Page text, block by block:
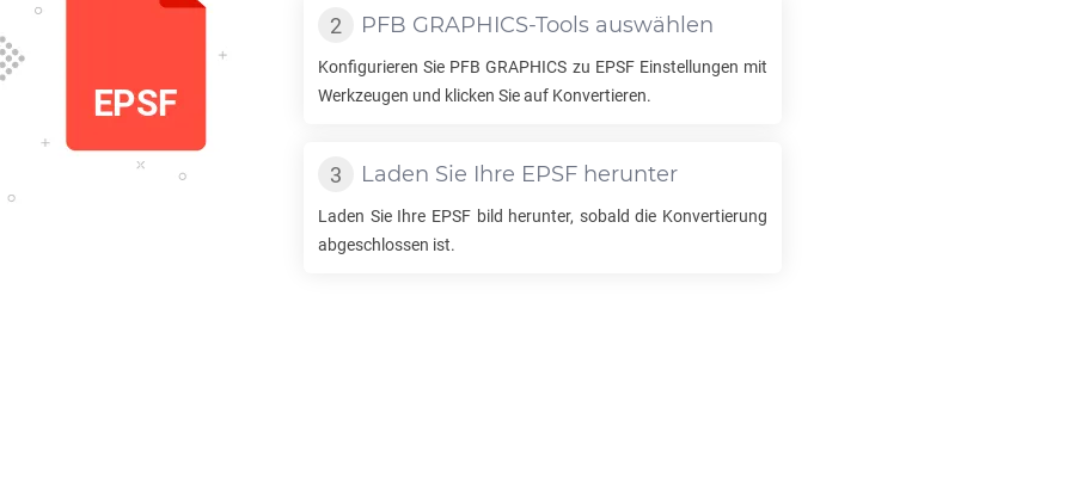
PFB GRAPHICS-Tools auswählen
Konfigurieren Sie PFB GRAPHICS zu EPSFEinstellungen mit
Werkzeugen und klicken Sie auf Konvertieren.
Laden Sie Ihre EPSF herunter
Laden Sie Ihre EPSFbild herunter, sobald die Konvertierung
abgeschlossen ist.